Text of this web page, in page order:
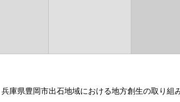
庫県豊岡市出石地域における地方創生の取り組